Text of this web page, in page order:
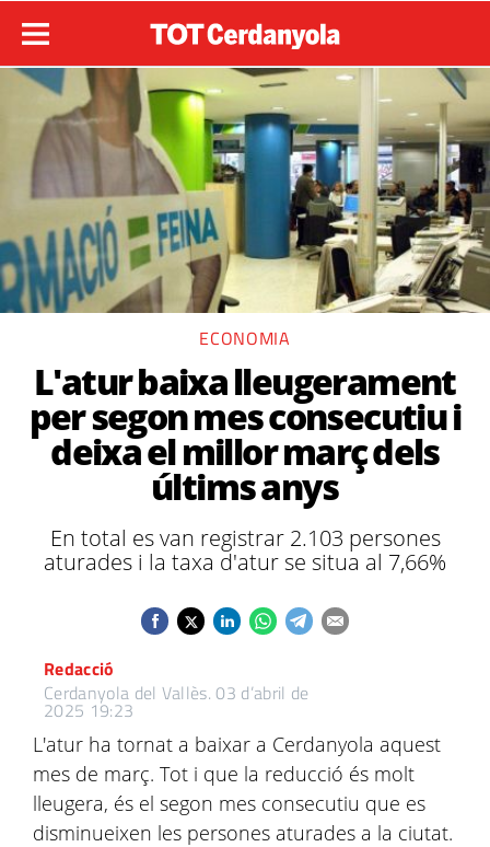
ECONOMIA
L'atur baixa lleugerament
per segon mes consecutiu i
deixa el millor març dels
últims anys
En total es van registrar 2.103 persones
aturades i la taxa d'atur se situa al 7,66%
Redacció
Cerdanyola del Vallès. 03 d’abril de
2025 19:23
L'atur ha tornat a baixar a Cerdanyola aquest
mes de març. Tot i que la reducció és molt
lleugera, és el segon mes consecutiu que es
disminueixen les persones aturades a la ciutat.